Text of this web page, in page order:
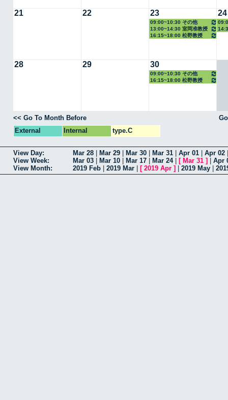
21 22 23
09:00~10:30 その他
13:00~14:30 室岡准教授
16:15~18:00 松野教授
24
28 29 30
09:00~10:30 その他
16:15~18:00 松野教授
<< Go To Month Before
External
Internal type.C
View Day: Mar 28 Mar 29 Mar 30 Mar 31 Apr 01 Apr 02
View Week:
Mar 03 Mar 10 Mar 17 Mar 24| [ Mar 31 ]
Apr
View Month:
2019 Feb 2019 Mar [ 2019 Apr ] 2019 May